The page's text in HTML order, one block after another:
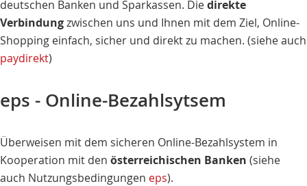
deutschen Banken und Sparkassen. Diedirekte
Verbindungzwischen uns und Ihnen mit dem Ziel, Online-
Shopping einfach, sicher und direkt zu machen. (siehe auch
paydirekt)
eps - Online-Bezahlsytsem
Überweisen mit dem sicheren Online-Bezahlsystem in
Kooperation mit den österreichischen Banken (siehe
auch Nutzungsbedingungen eps).